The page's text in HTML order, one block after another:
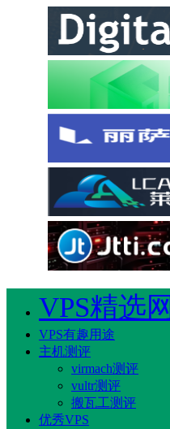
VPS精选网
VPS有趣用途
主机测评
virmach测评
vultr测评
搬瓦工测评
优秀VPS